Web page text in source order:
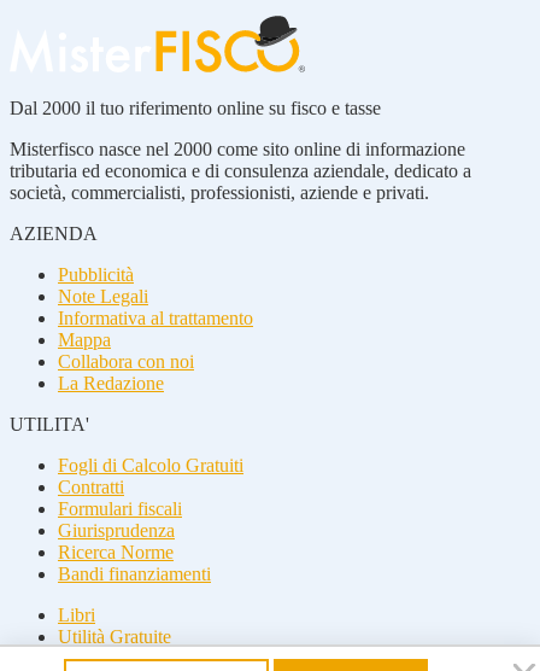
Dal 2000 il tuo riferimento online su fisco e tasse
Misterfisco nasce nel 2000 come sito online di informazione
tributaria ed economica e di consulenza aziendale, dedicato a
società, commercialisti, professionisti, aziende e privati.
AZIENDA
Pubblicità
Note Legali
Informativa al trattamento
Mappa
Collabora con noi
La Redazione
UTILITA'
Fogli di Calcolo Gratuiti
Contratti
Formulari fiscali
Giurisprudenza
Ricerca Norme
Bandi finanziamenti
Libri
Utilità Gratuite
Guide fiscali